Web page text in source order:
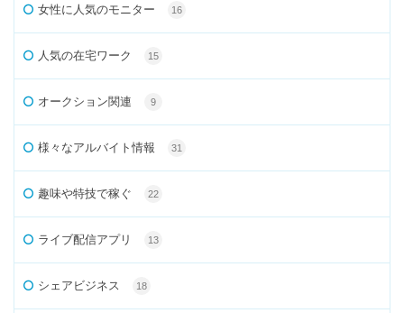
女性に人気のモニター 16
人気の在宅ワーク 15
オークション関連 9
様々なアルバイト情報 31
趣味や特技で稼ぐ 22
ライブ配信アプリ 13
シェアビジネス 18